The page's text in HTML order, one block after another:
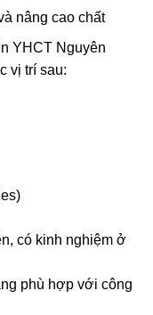
nâng cao chất
YHCT Nguyên
vị trí sau:
có kinh nghiệm ở
phù hợp với công